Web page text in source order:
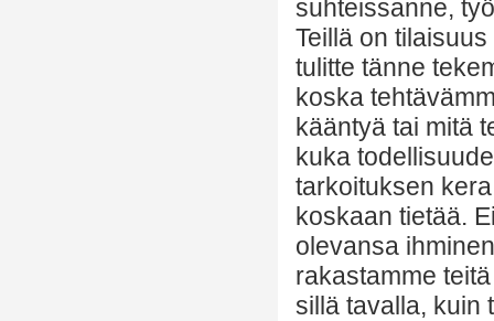
suhteissanne,
Teillä on
tulitte tänne
koska
kääntyä tai mitä
kuka
tarkoituksen
koskaan tietää.
olevansa
rakastamme
sillä tavalla, kuin